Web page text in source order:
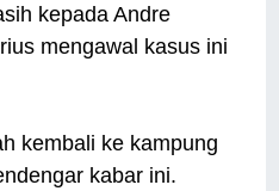
kepada Andre
mengawal kasus ini
kembali ke kampung
kabar ini.